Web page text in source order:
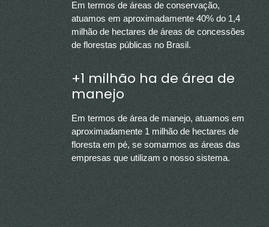
Em termos de áreas de conservação,
atuamos em aproximadamente 40% do 1,4
milhão de hectares de áreas de concessões
de florestas públicas no Brasil.
+1 milhão ha de área de
manejo
Em termos de área de manejo, atuamos em
aproximadamente 1 milhão de hectares de
floresta em pé, se somarmos as áreas das
empresas que utilizam o nosso sistema.